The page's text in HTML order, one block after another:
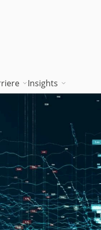
worksWissenskultur
jambitee sein
werden
Jobs bei jambit
Insights
Blog
Whitepaper
Events